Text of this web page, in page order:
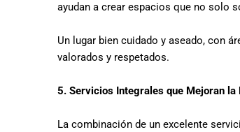
ayudan a crear espacios que no solo
Un lugar bien cuidado y aseado, con
valorados y respetados.
5. Servicios Integrales que Mejoran
La combinación de un excelente